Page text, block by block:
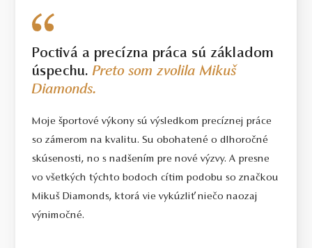
Poctivá a precízna práca sú základom
úspechu.Preto som zvolila Mikuš
Diamonds.
Moje športové výkony sú výsledkom precíznej práce
so zámerom na kvalitu. Su obohatené o dlhoročné
skúsenosti, no s nadšením pre nové výzvy. A presne
vo všetkých týchto bodoch cítim podobu so značkou
Mikuš Diamonds, ktorá vie vykúzliť niečo naozaj
výnimočné.